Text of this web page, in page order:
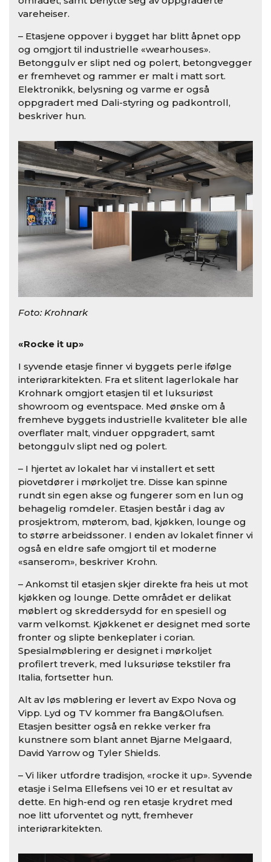
vareheiser.
– Etasjene oppover i bygget har blitt åpnet opp
og omgjort til industrielle «wearhouses».
Betonggulv er slipt ned og polert, betongvegger
er fremhevet og rammer er malt i matt sort.
Elektronikk, belysning og varme er også
oppgradert med Dali-styring og padkontroll,
beskriver hun.
Foto: Krohnark
«Rocke it up»
I syvende etasje finner vi byggets perle ifølge
interiørarkitekten. Fra et slitent lagerlokale har
Krohnark omgjort etasjen til et luksuriøst
showroom og eventspace. Med ønske om å
fremheve byggets industrielle kvaliteter ble alle
overflater malt, vinduer oppgradert, samt
betonggulv slipt ned og polert.
– I hjertet av lokalet har vi installert et sett
piovetdører i mørkoljet tre. Disse kan spinne
rundt sin egen akse og fungerer som en lun og
behagelig romdeler. Etasjen består i dag av
prosjektrom, møterom, bad, kjøkken, lounge og
to større arbeidssoner. I enden av lokalet finner vi
også en eldre safe omgjort til et moderne
«sanserom», beskriver Krohn.
– Ankomst til etasjen skjer direkte fra heis ut mot
kjøkken og lounge. Dette området er delikat
møblert og skreddersydd for en spesiell og
varm velkomst. Kjøkkenet er designet med sorte
fronter og slipte benkeplater i corian.
Spesialmøblering er designet i mørkoljet
profilert treverk, med luksuriøse tekstiler fra
Italia, fortsetter hun.
Alt av løs møblering er levert av Expo Nova og
Vipp. Lyd og TV kommer fra Bang&Olufsen.
Etasjen besitter også en rekke verker fra
kunstnere som blant annet Bjarne Melgaard,
David Yarrow og Tyler Shields.
– Vi liker utfordre tradisjon, «rocke it up». Syvende
etasje i Selma Ellefsens vei 10 er et resultat av
dette. En high-end og ren etasje krydret med
noe litt uforventet og nytt, fremhever
interiørarkitekten.